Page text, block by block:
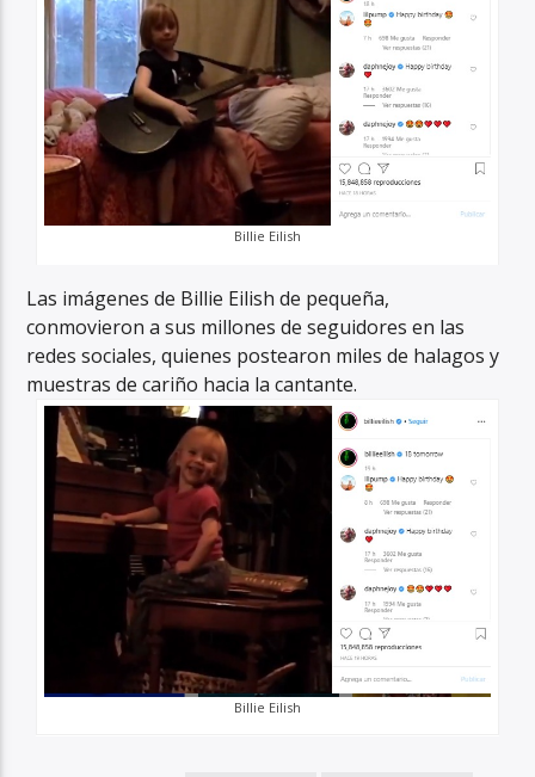
Billie Eilish
Las imágenes de Billie Eilish de pequeña,
conmovieron a sus millones de seguidores en las
redes sociales, quienes postearon miles de halagos y
muestras de cariño hacia la cantante.
Billie Eilish